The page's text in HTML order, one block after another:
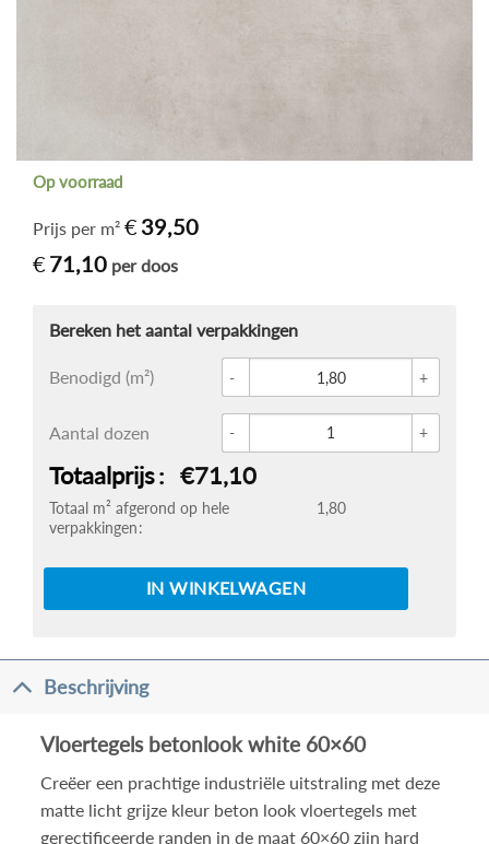
Prijs per m² € 39,50
€ 71,10 per doos
Op voorraad
Benodigd (m²)
Aantal dozen
Totaal m² afgerond op hele
verpakkingen
1,80
Totaalprijs €71,10
IN WINKELWAGEN
Beschrijving
Vloertegels betonlook white 60×60
Creëer een prachtige industriële uitstraling met deze
matte licht grijze kleur beton look vloertegels met
gerectificeerde randen in de maat 60×60 zijn hard